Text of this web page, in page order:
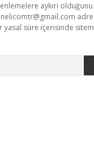
aykırı
süre içerisinde